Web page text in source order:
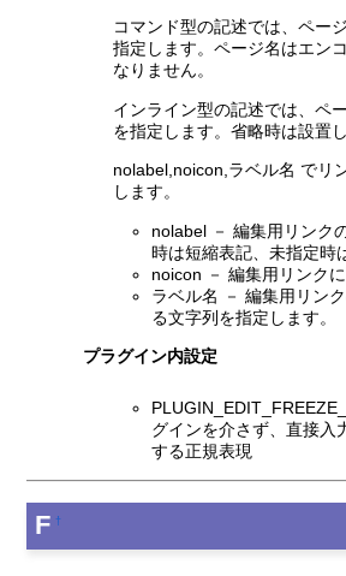
コマンド型の記述では、ペー
指定します。ページ名はエン
なりません。
インライン型の記述では、ペ
を指定します。省略時は設置
nolabel,noicon,ラベル名 でリ
します。
nolabel － 編集用リンク
時は短縮表記、未指定時
noicon － 編集用リンク
ラベル名 － 編集用リン
る文字列を指定します。
プラグイン内設定
グインを介さず、直接入
する正規表現
F †